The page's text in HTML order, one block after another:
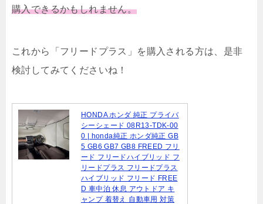
購入できるかもしれません。
これから「フリードプラス」を購入される方は、是非
検討してみてくださいね！
HONDA ホンダ 純正 プライバ
シーシェード 08R13-TDK-00
0 | honda純正 ホンダ純正 GB
5 GB6 GB7 GB8 FREED フリ
ード フリードハイブリッド フ
リードプラス フリードプラス
ハイブリッド フリード FREE
D 車中泊 休息 アウトドア キ
ャンプ 着替え 自動車用 対策